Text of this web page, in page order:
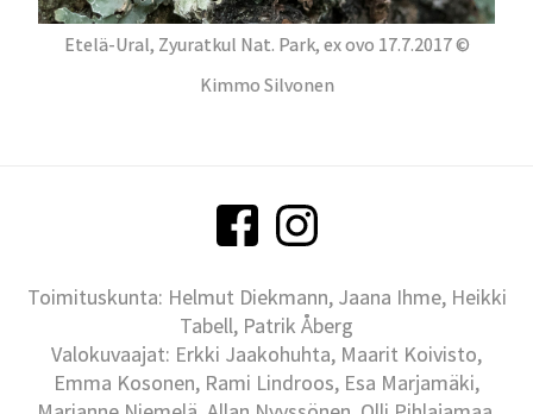
Etelä-Ural, Zyuratkul Nat. Park, ex ovo 17.7.2017 ©
Kimmo Silvonen
Toimituskunta: Helmut Diekmann, Jaana Ihme, Heikki
Tabell, Patrik Åberg
Valokuvaajat: Erkki Jaakohuhta, Maarit Koivisto,
Emma Kosonen, Rami Lindroos, Esa Marjamäki,